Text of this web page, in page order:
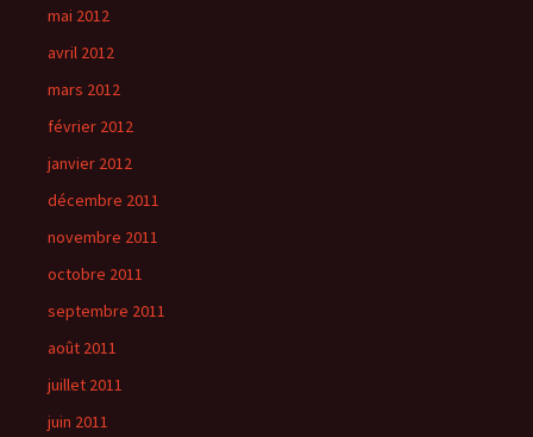
mai 2012
avril 2012
mars 2012
février 2012
janvier 2012
décembre 2011
novembre 2011
octobre 2011
septembre 2011
août 2011
juillet 2011
juin 2011